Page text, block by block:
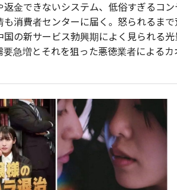
返金できないシステム、低俗すぎるコン
も消費者センターに届く。怒られるまで
国の新サービス勃興期によく見られる光
要急増とそれを狙った悪徳業者によるカ